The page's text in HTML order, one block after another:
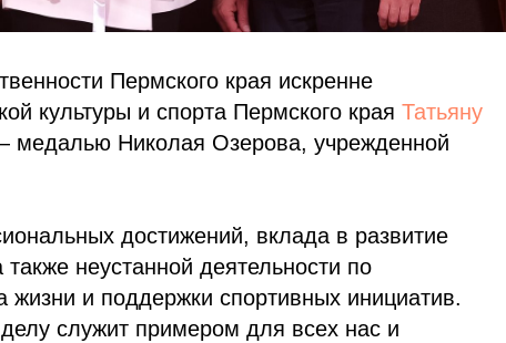
Пермского края искренне
культуры и спорта Пермского края Татьяну
медалью Николая Озерова, учрежденной
достижений, вклада в развитие
неустанной деятельности по
жизни и поддержки спортивных инициатив.
служит примером для всех нас и